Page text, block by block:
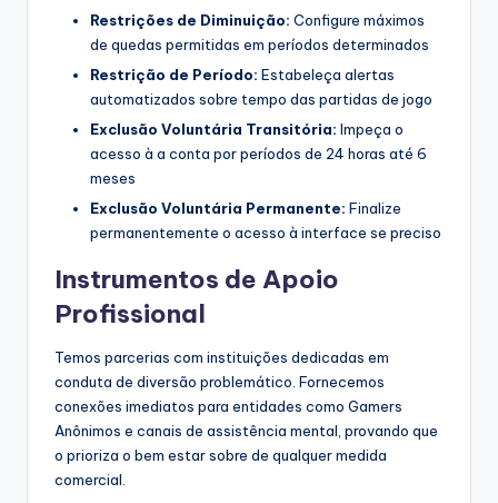
Restrições de Diminuição: Configure máximos
de quedas permitidas em períodos determinados
Restrição de Período: Estabeleça alertas
automatizados sobre tempo das partidas de jogo
Exclusão Voluntária Transitória: Impeça o
acesso à a conta por períodos de 24 horas até 6
meses
Exclusão Voluntária Permanente: Finalize
permanentemente o acesso à interface se preciso
Instrumentos de Apoio
Profissional
Temos parcerias com instituições dedicadas em
conduta de diversão problemático. Fornecemos
conexões imediatos para entidades como Gamers
Anônimos e canais de assistência mental, provando que
o prioriza o bem estar sobre de qualquer medida
comercial.